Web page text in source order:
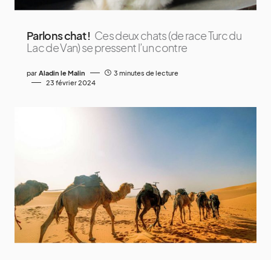
Parlons chat ! Ces deux chats (de race Turc du
Lac de Van) se pressent l’un contre
par Aladin le Malin
3 minutes de lecture
23 février 2024